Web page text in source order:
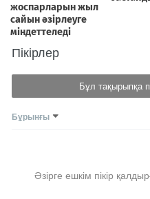
Пікірлер
Бұл тақырыпқа
Бұрынғы
Әзірге ешкім пікір